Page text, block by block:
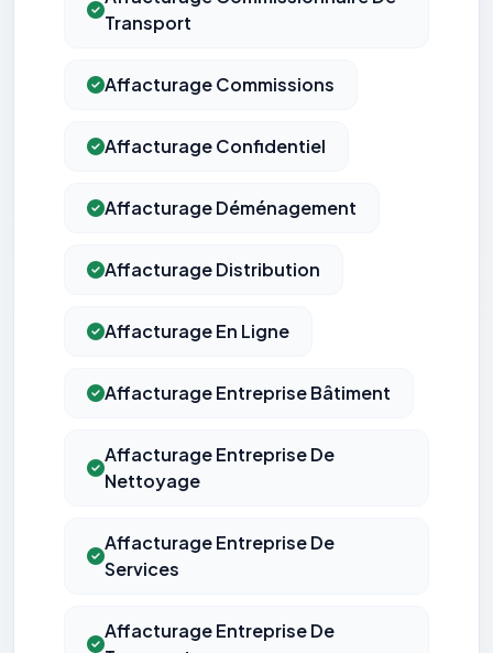
Transport
Affacturage Commissions
Affacturage Confidentiel
Affacturage Déménagement
Affacturage Distribution
Affacturage En Ligne
Affacturage Entreprise Bâtiment
Affacturage Entreprise De
Nettoyage
Affacturage Entreprise De
Services
Affacturage Entreprise De